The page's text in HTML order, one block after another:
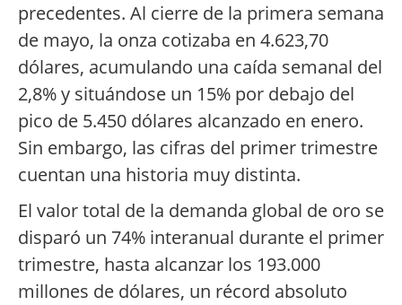
precedentes. Al cierre de la primera semana
de mayo, la onza cotizaba en 4.623,70
dólares, acumulando una caída semanal del
2,8% y situándose un 15% por debajo del
pico de 5.450 dólares alcanzado en enero.
Sin embargo, las cifras del primer trimestre
cuentan una historia muy distinta.
El valor total de la demanda global de oro se
disparó un 74% interanual durante el primer
trimestre, hasta alcanzar los 193.000
millones de dólares, un récord absoluto